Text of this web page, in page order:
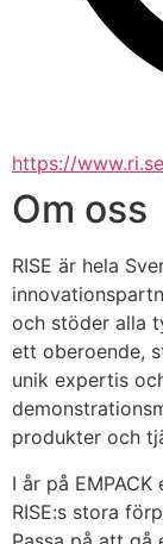
https://www.ri.se
Om oss
RISE är hela
och stöder alla
ett oberoende,
unik expertis
produkter och
I år på
RISE:s stora